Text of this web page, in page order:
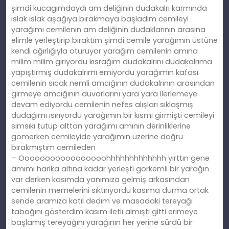
şimdi kucagımdaydı am deliğinin dudakalrı karmında
ıslak ıslak aşağıya bırakmaya başladım cemileyi
yarağımı cemilenin am deliğinin dudaklarının arasına
elimle yerleştirip bıraktım şimdi cemile yarağımın üstüne
kendi ağırlığıyla oturuyor yarağım cemilenin amına
milim milim giriyordu kısrağım dudakalrını dudakalrıma
yapıştırmış dudakalrımı emiyordu yarağımın kafası
cemilenin sıcak nemli amcığının dudakalrının arasından
girmeye amcığının duvarlarını yara yara ilerlemeye
devam ediyordu cemilenin nefes alışları sıklaşmış
dudağımı ısırıyordu yarağımın bir kısmı girmişti cemileyi
sımsıkı tutup alttan yarağımı amının derinliklerine
gömerken cemileyide yarağımın üzerine doğru
bırakmıştım cemileden
– Ooooooooooooooooohhhhhhhhhhhhh yırttın gene
amımı harika altına kadar yerleşti görkemli bir yarağın
var derken kasımda yanımıza gelmiş arkasından
cemilenin memelerini sıktırıyordu kasıma durma ortak
sende aramıza katıl dedım ve masadaki tereyağı
tabağını gösterdim kasım iletiı almıştı gitti erimeye
başlamış tereyağını yarağının her yerine sürdü bir